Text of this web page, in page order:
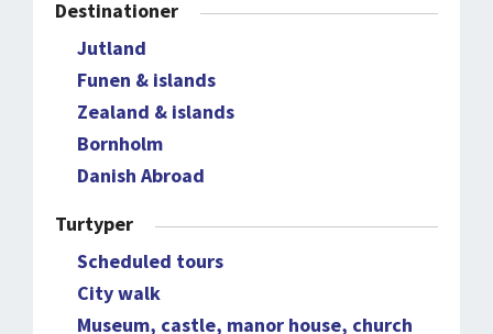
Destinationer
Jutland
Funen & islands
Zealand & islands
Bornholm
Danish Abroad
Turtyper
Scheduled tours
City walk
Museum, castle, manor house, church